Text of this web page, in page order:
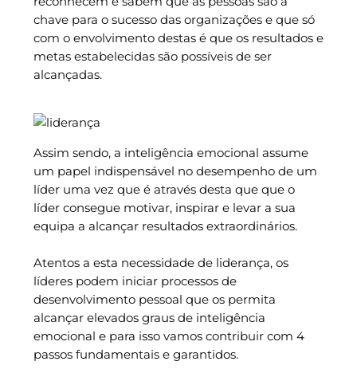
chave para o sucesso das organizações e que só
com o envolvimento destas é que os resultados e
metas estabelecidas são possíveis de ser
alcançadas.
Assim sendo, a inteligência emocional assume
um papel indispensável no desempenho de um
líder uma vez que é através desta que que o
líder consegue motivar, inspirar e levar a sua
equipa a alcançar resultados extraordinários.
Atentos a esta necessidade de liderança, os
líderes podem iniciar processos de
desenvolvimento pessoal que os permita
alcançar elevados graus de inteligência
emocional e para isso vamos contribuir com 4
passos fundamentais e garantidos.